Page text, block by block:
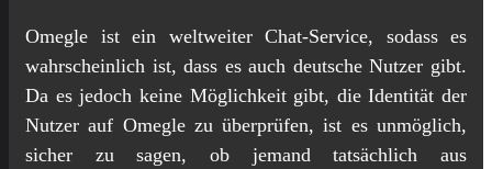
Omegle ist ein weltweiter Chat-Service, sodass es
wahrscheinlich ist, dass es auch deutsche Nutzer gibt.
Da es jedoch keine Möglichkeit gibt, die Identität der
Nutzer auf Omegle zu überprüfen, ist es unmöglich,
sicher zu sagen, ob jemand tatsächlich aus